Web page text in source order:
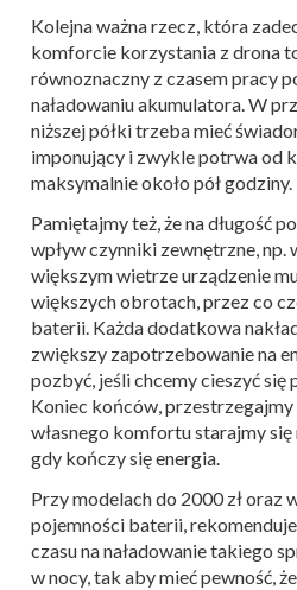
Kolejna ważna rzecz, która
komforcie korzystania z drona
równoznaczny z czasem pracy
naładowaniu akumulatora. W
niższej półki trzeba mieć
imponujący i zwykle potrwa od
maksymalnie około pół godziny.
Pamiętajmy też, że na długość
wpływ czynniki zewnętrzne,
większym wietrze urządzenie
większych obrotach, przez co
baterii. Każda dodatkowa
zwiększy zapotrzebowanie na
pozbyć, jeśli chcemy cieszyć się
Koniec końców, przestrzegajmy
własnego komfortu starajmy
gdy kończy się energia.
Przy modelach do 2000 zł oraz
pojemności baterii,
czasu na naładowanie takiego
w nocy, tak aby mieć pewność,